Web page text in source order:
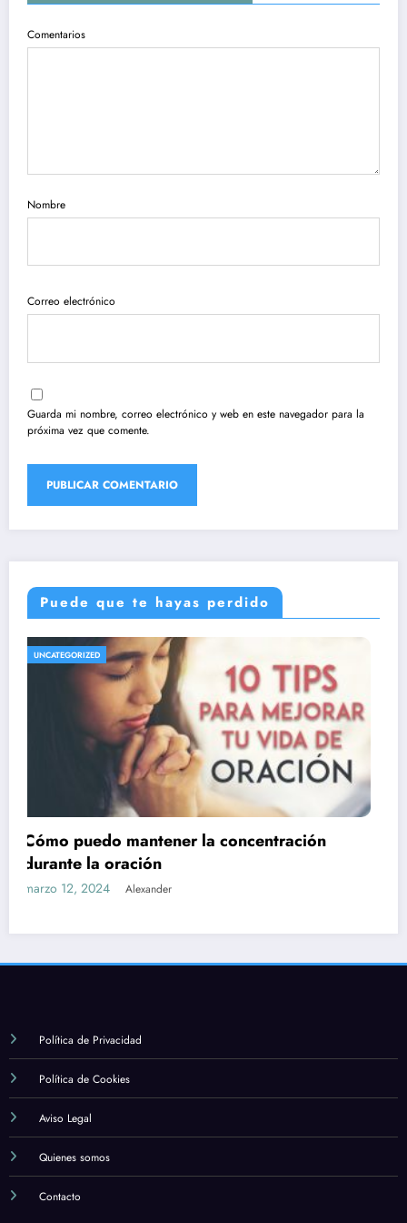
Comentarios
Nombre
Correo electrónico
Guarda mi nombre, correo electrónico y web en este navegador para la
próxima vez que comente.
Puede que te hayas perdido
UNCATEGORIZED
estudio en la fe católica
marzo 12, 2024 Alexander